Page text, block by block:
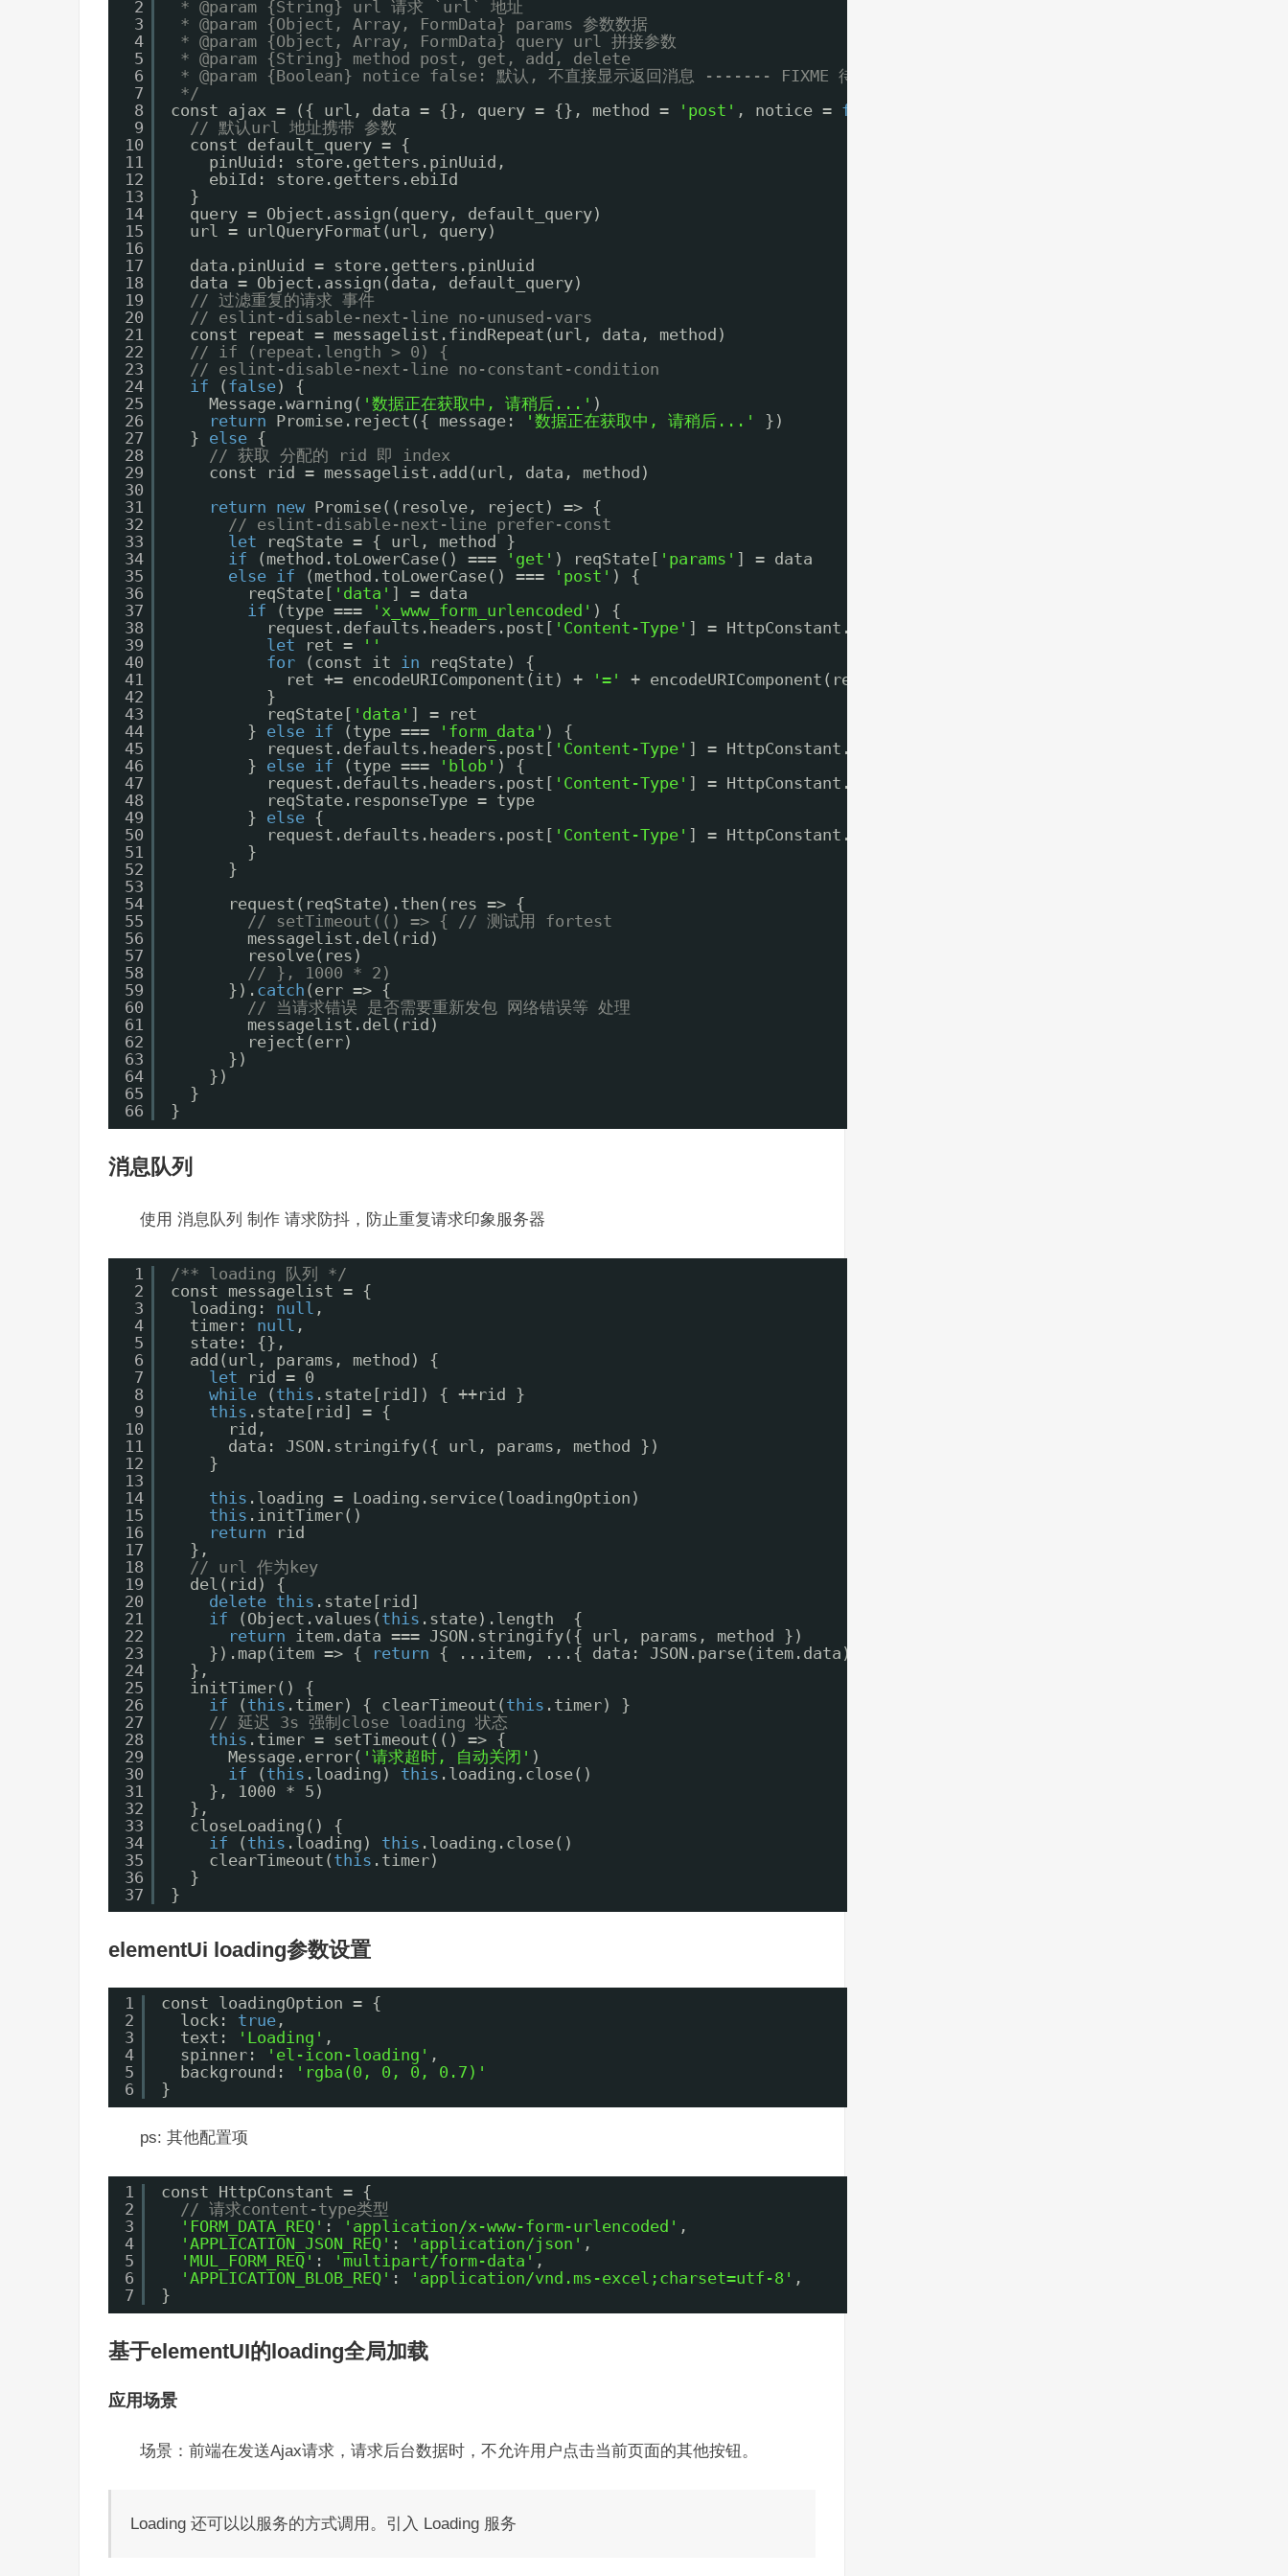
2
3
4
5
6
7
8
9
10
11
12
13
14
15
16
17
18
19
20
21
22
23
24
25
26
27
28
29
30
31
32
33
34
35
36
37
38
39
40
41
42
43
44
45
46
47
48
49
50
51
52
53
54
55
56
57
58
59
60
61
62
63
64
65
66
* @param {String} url 请求 `url` 地址
* @param {Object, Array, FormData} params 参数数据
* @param {Object, Array, FormData} query url 拼接参数
* @param {String} method post, get, add, delete
* @param {Boolean} notice false: 默认, 不直接显示返回消息 ------- FIXME 待确认
*/
const ajax = ({ url, data = {}, query = {}, method =
'post' , notice = false
// 默认url 地址携带 参数
const default_query = {
pinUuid: store.getters.pinUuid,
ebiId: store.getters.ebiId
}
query = Object.assign(query, default_query)
url = urlQueryFormat(url, query)
data.pinUuid = store.getters.pinUuid
data = Object.assign(data, default_query)
// 过滤重复的请求 事件
// eslint-disable-next-line no-unused-vars
const repeat = messagelist.findRepeat(url, data, method)
// if (repeat.length > 0) {
// eslint-disable-next-line no-constant-condition
if
( false) {
Message.warning( '数据正在获取中, 请稍后...' )
return
Promise.reject({ message: '数据正在获取中, 请稍后...'
})
} else
{
// 获取 分配的 rid 即 index
const rid = messagelist.add(url, data, method)
return
new
Promise((resolve, reject) => {
// eslint-disable-next-line prefer-const
let
reqState = { url, method }
if
(method.toLowerCase() === 'get' ) reqState[ 'params'
] = data
else
if (method.toLowerCase() === 'post' ) {
reqState[
'data'
] = data
if
(type === 'x_www_form_urlencoded' ) {
request.defaults.headers.post[
'Content-Type'
] = HttpConstant.FORM_DATA_REQ
let
ret =
''
for
(const it in
reqState) {
ret += encodeURIComponent(it) +
'=' + encodeURIComponent(reqState[it]) +
}
reqState[
'data'
] = ret
} else if (type === 'form_data' ) {
request.defaults.headers.post[
'Content-Type'
] = HttpConstant.MUL_FORM_REQ
} else if (type === 'blob' ) {
request.defaults.headers.post[
'Content-Type'
] = HttpConstant.APPLICATION_BLOB_REQ
reqState.responseType = type
} else
{
request.defaults.headers.post[
'Content-Type'
] = HttpConstant.FORM_DATA_REQ
}
}
request(reqState).then(res => {
// setTimeout(() => { // 测试用 fortest
messagelist.del(rid)
resolve(res)
// }, 1000 * 2)
}). catch (err => {
// 当请求错误 是否需要重新发包 网络错误等 处理
messagelist.del(rid)
reject(err)
})
})
}
}
消息队列
使用 消息队列 制作 请求防抖，防止重复请求印象服务器
1
2
3
4
5
6
7
8
9
10
11
12
13
14
15
16
17
18
19
20
21
22
23
24
25
26
27
28
29
30
31
32
33
34
35
36
37
/** loading 队列 */
const messagelist = {
loading: null ,
timer: null ,
state: {},
add(url, params, method) {
let
rid = 0
while
( this .state[rid]) { ++rid }
this .state[rid] = {
rid,
data: JSON.stringify({ url, params, method })
}
this .loading = Loading.service(loadingOption)
this .initTimer()
return
rid
},
// url 作为key
del(rid) {
delete
this .state[rid]
if
(Object.values( this .state).length  {
return
item.data === JSON.stringify({ url, params, method })
}).map(item => {
return
{ ...item, ...{ data: JSON.parse(item.data) }} })
},
initTimer() {
if
( this .timer) { clearTimeout( this .timer) }
// 延迟 3s 强制close loading 状态
this .timer = setTimeout(() => {
Message.error( '请求超时, 自动关闭' )
if
( this .loading) this .loading.close()
}, 1000 * 5)
},
closeLoading() {
if
( this .loading) this .loading.close()
clearTimeout( this .timer)
}
}
elementUi loading参数设置
1
2
3
4
5
6
const loadingOption = {
lock: true,
text:
'Loading' ,
spinner:
'el-icon-loading' ,
background:
'rgba(0, 0, 0, 0.7)'
}
ps: 其他配置项
1
2
3
4
5
6
7
const HttpConstant = {
// 请求content-type类型
'FORM_DATA_REQ' : 'application/x-www-form-urlencoded' ,
'APPLICATION_JSON_REQ' : 'application/json' ,
'MUL_FORM_REQ' : 'multipart/form-data' ,
'APPLICATION_BLOB_REQ' : 'application/vnd.ms-excel;charset=utf-8' ,
}
基于elementUI的loading全局加载
应用场景
场景：前端在发送Ajax请求，请求后台数据时，不允许用户点击当前页面的其他按钮。
Loading 还可以以服务的方式调用。引入 Loading 服务